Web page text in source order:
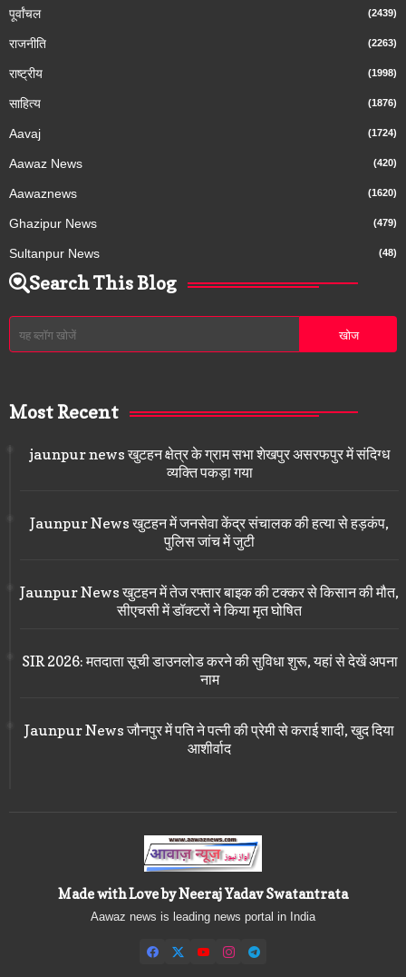
पूर्वांचल (2439)
राजनीति (2263)
राष्ट्रीय (1998)
साहित्य (1876)
Aavaj (1724)
Aawaz News (420)
Aawaznews (1620)
Ghazipur News (479)
Sultanpur News (48)
Search This Blog
Most Recent
jaunpur news खुटहन क्षेत्र के ग्राम सभा शेखपुर असरफपुर में संदिग्ध
व्यक्ति पकड़ा गया
Jaunpur News खुटहन में जनसेवा केंद्र संचालक की हत्या से हड़कंप,
पुलिस जांच में जुटी
Jaunpur News खुटहन में तेज रफ्तार बाइक की टक्कर से किसान की मौत,
सीएचसी में डॉक्टरों ने किया मृत घोषित
SIR 2026: मतदाता सूची डाउनलोड करने की सुविधा शुरू, यहां से देखें अपना
नाम
Jaunpur News जौनपुर में पति ने पत्नी की प्रेमी से कराई शादी, खुद दिया
आशीर्वाद
Made with Love by Neeraj Yadav Swatantrata
Aawaz news is leading news portal in India